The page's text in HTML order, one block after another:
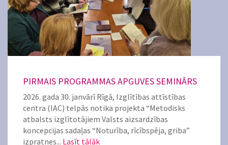
PIRMAIS PROGRAMMAS APGUVES SEMINĀRS
2026. gada 30. janvārī Rīgā, Izglītības attīstības
centra (IAC) telpās notika projekta “Metodisks
atbalsts izglītotājiem Valsts aizsardzības
koncepcijas sadaļas “Noturība, rīcībspēja, griba”
izpratnes... Lasīt tālāk